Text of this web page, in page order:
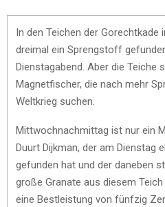
In den Teichen der Gorechtkade
dreimal ein Sprengstoff
Dienstagabend. Aber die Teiche
Magnetfischer, die nach mehr
Weltkrieg suchen.
Mittwochnachmittag ist nur ein
Duurt Dijkman, der am Dienstag
gefunden hat und der daneben
große Granate aus diesem
eine Bestleistung von fünfzig